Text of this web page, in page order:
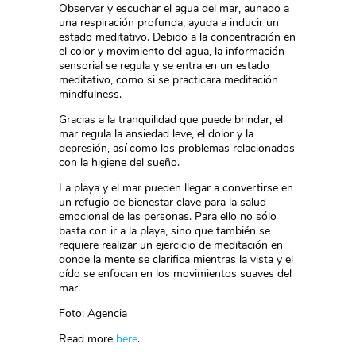
Observar y escuchar el agua del mar, aunado a
una respiración profunda, ayuda a inducir un
estado meditativo. Debido a la concentración en
el color y movimiento del agua, la información
sensorial se regula y se entra en un estado
meditativo, como si se practicara meditación
mindfulness.
Gracias a la tranquilidad que puede brindar, el
mar regula la ansiedad leve, el dolor y la
depresión, así como los problemas relacionados
con la higiene del sueño.
La playa y el mar pueden llegar a convertirse en
un refugio de bienestar clave para la salud
emocional de las personas. Para ello no sólo
basta con ir a la playa, sino que también se
requiere realizar un ejercicio de meditación en
donde la mente se clarifica mientras la vista y el
oído se enfocan en los movimientos suaves del
mar.
Foto: Agencia
Read more here.